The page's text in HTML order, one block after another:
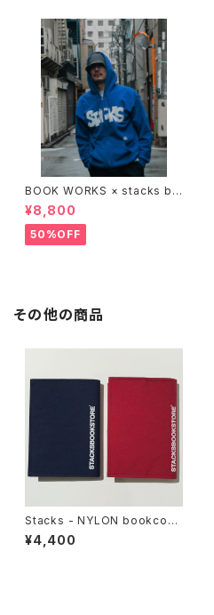
BOOK WORKS × stacks bo
okstore "Jimbocho Beat Li
brary zip up hood"
¥8,800
50%OFF
その他の商品
Stacks - NYLON bookcove
r for TANKOUBON
¥4,400